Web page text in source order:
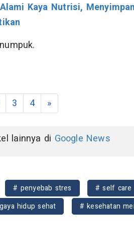
Kaya Nutrisi,
3 4 »
lainnya di Google News
# penyebab stres
# self care
hidup sehat
# kesehatan